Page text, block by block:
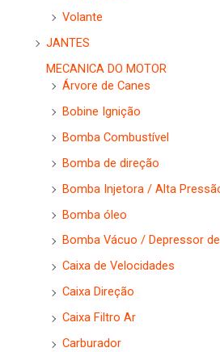
Volante
JANTES
MECANICA DO MOTOR
Árvore de Canes
Bobine Ignição
Bomba Combustível
Bomba de direção
Bomba Injetora / Alta
Bomba óleo
Bomba Vácuo / Depressor
Caixa de Velocidades
Caixa Direção
Caixa Filtro Ar
Carburador